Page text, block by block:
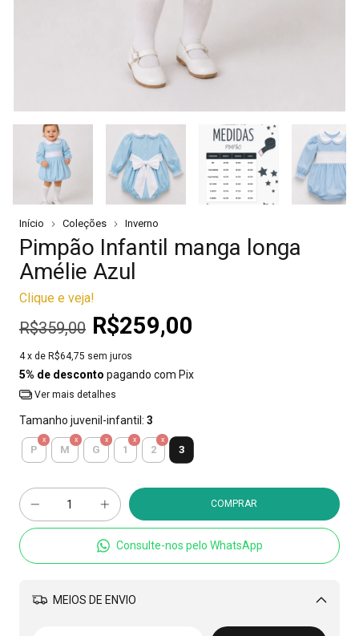
Início Coleções Inverno
Pimpão Infantil manga longa
Amélie Azul
Clique e veja!
R$359,00 R$259,00
4 x de R$64,75 sem juros
5% de desconto pagando com Pix
Ver mais detalhes
Tamanho juvenil-infantil: 3
P M G 1 2 3
Consulte-nos pelo WhatsApp
MEIOS DE ENVIO
Alterar CEP